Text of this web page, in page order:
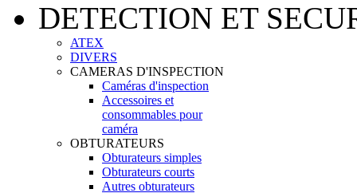
DETECTION ET
ATEX
DIVERS
CAMERAS D'INSPECTION
Caméras d'inspection
Accessoires et
consommables pour
caméra
OBTURATEURS
Obturateurs simples
Obturateurs courts
Autres obturateurs